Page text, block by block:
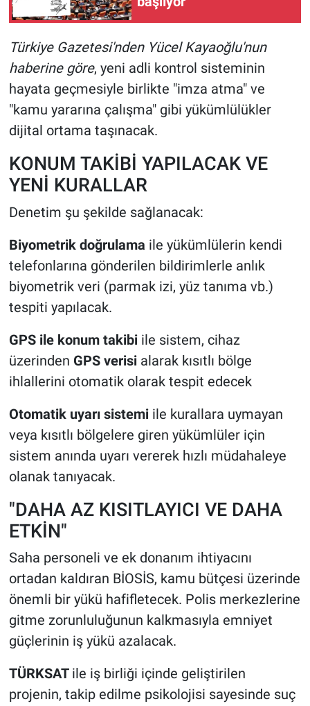
Türkiye Gazetesi'nden Yücel Kayaoğlu'nun
haberine göre, yeni adli kontrol sisteminin
hayata geçmesiyle birlikte "imza atma" ve
"kamu yararına çalışma" gibi yükümlülükler
dijital ortama taşınacak.
KONUM TAKİBİ YAPILACAK VE
YENİ KURALLAR
Denetim şu şekilde sağlanacak:
Biyometrik doğrulama ile yükümlülerin kendi
telefonlarına gönderilen bildirimlerle anlık
biyometrik veri (parmak izi, yüz tanıma vb.)
tespiti yapılacak.
GPS ile konum takibiile sistem, cihaz
üzerinden GPS verisi alarak kısıtlı bölge
ihlallerini otomatik olarak tespit edecek
Otomatik uyarı sistemi ile kurallara uymayan
veya kısıtlı bölgelere giren yükümlüler için
sistem anında uyarı vererek hızlı müdahaleye
olanak tanıyacak.
"DAHA AZ KISITLAYICI VE DAHA
ETKİN"
Saha personeli ve ek donanım ihtiyacını
ortadan kaldıran BİOSİS, kamu bütçesi üzerinde
önemli bir yükü hafifletecek. Polis merkezlerine
gitme zorunluluğunun kalkmasıyla emniyet
güçlerinin iş yükü azalacak.
TÜRKSAT ile iş birliği içinde geliştirilen
projenin, takip edilme psikolojisi sayesinde suç